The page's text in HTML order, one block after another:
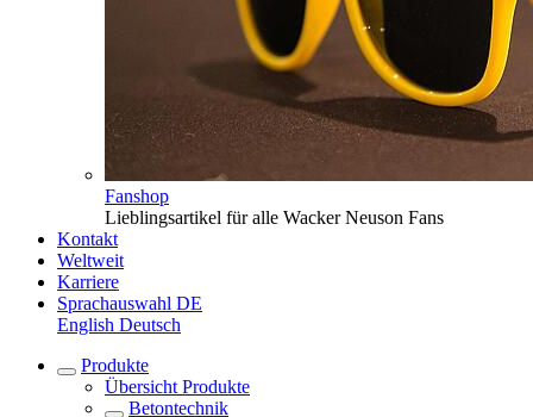
Fanshop
Lieblingsartikel für alle Wacker Neuson Fans
Kontakt
Weltweit
Karriere
Sprachauswahl DE
English Deutsch
Produkte
Übersicht Produkte
Betontechnik